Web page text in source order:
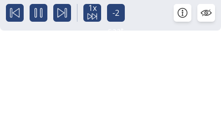
1x
-2